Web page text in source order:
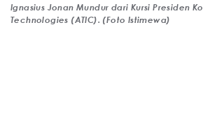
Ignasius Jonan Mundur dari Kursi Presiden
Technologies (ATIC). (Foto Istimewa)